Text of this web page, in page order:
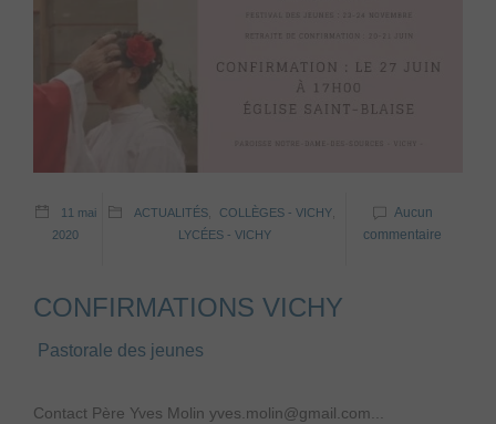
11 mai
2020
ACTUALITÉS COLLÈGES - VICHY
LYCÉES - VICHY
Aucun
commentaire
CONFIRMATIONS VICHY
Pastorale des jeunes
Contact Père Yves Molin yves.molin@gmail.com...